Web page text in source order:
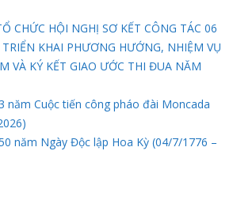
CHỨC HỘI NGHỊ SƠ KẾT CÔNG TÁC 06
KHAI PHƯƠNG HƯỚNG, NHIỆM VỤ
VÀ KÝ KẾT GIAO ƯỚC THI ĐUA NĂM
năm Cuộc tiến công pháo đài Moncada
năm Ngày Độc lập Hoa Kỳ (04/7/1776 –